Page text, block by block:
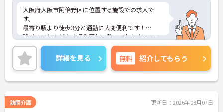
・在宅生活を支える役割を担えるポジション
→ 安定性とやりがいを両立できます
大阪府大阪市阿倍野区に位置する施設での求人で
す。
最寄り駅より徒歩3分と通勤に大変便利です！
残業もほとんどなく福利厚生も整っておりますので
安心して就業していただけます。
ご興味のある方はお気軽にお問い合わせ下さい。
詳細を見る 無料 紹介してもらう
訪問介護 更新日：2026年08月07日